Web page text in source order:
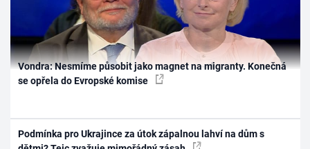
Vondra: Nesmíme působit jako magnet na migranty. Konečná
se opřela do Evropské komise
Podmínka pro Ukrajince za útok zápalnou lahví na dům s